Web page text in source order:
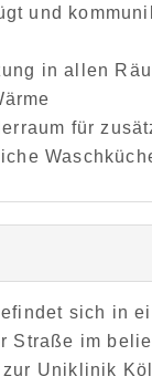
und
in allen
für
sich in
Straße im
Uniklinik